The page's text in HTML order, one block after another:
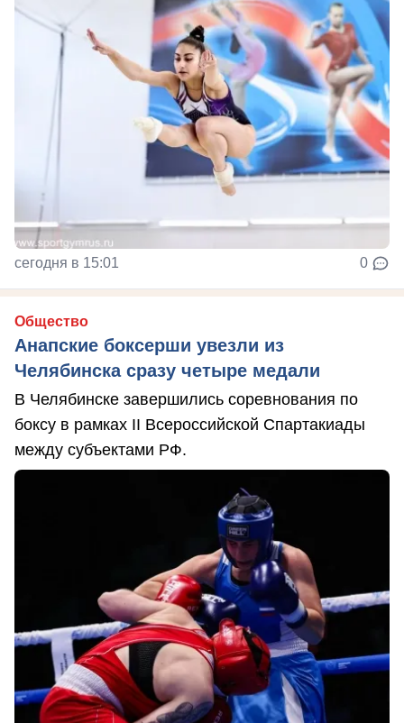
сегодня в 15:01 0
Общество
Анапские боксерши увезли из
Челябинска сразу четыре медали
В Челябинске завершились соревнования по
боксу в рамках II Всероссийской Спартакиады
между субъектами РФ.